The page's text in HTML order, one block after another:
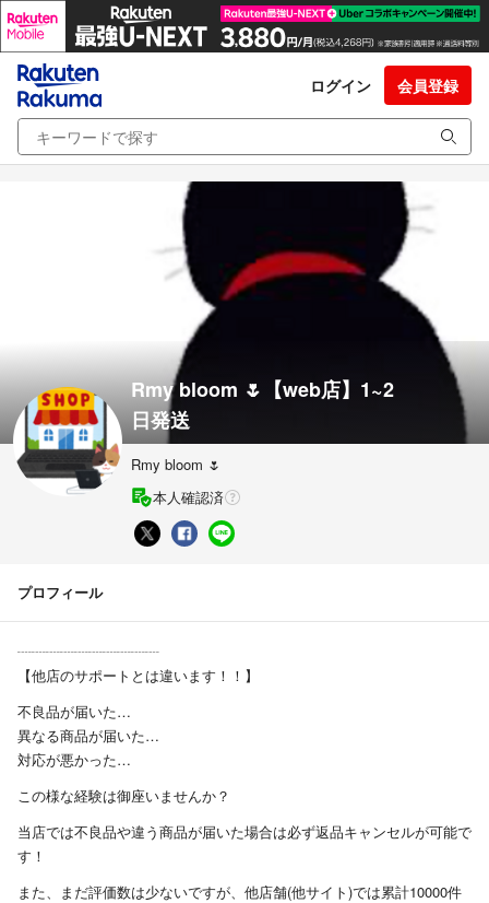
ログイン 会員登録
Rmy bloom 🌷【web店】1~2
日発送
Rmy bloom 🌷
本人確認済
プロフィール
┈┈┈┈┈┈┈┈┈┈
【他店のサポートとは違います！！】
不良品が届いた…
異なる商品が届いた…
対応が悪かった…
この様な経験は御座いませんか？
当店では不良品や違う商品が届いた場合は必ず返品キャンセルが可能で
す！
また、まだ評価数は少ないですが、他店舗(他サイト)では累計10000件